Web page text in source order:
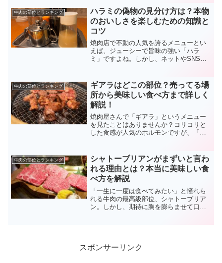
という方も多いかもしれません。実はこ
の3つの部位、牛の体のどの...
牛肉の部位とランキング
ハラミの偽物の見分け方は？本物
のおいしさを楽しむための知識と
コツ
焼肉店で不動の人気を誇るメニューとい
えば、ジューシーで旨味の強い「ハラ
ミ」ですよね。しかし、ネットやSNSで
方も多いのではないでしょうか。せっか
くのご褒美焼肉なら、納得...
牛肉の部位とランキング
ギアラはどこの部位？売ってる場
所から美味しい食べ方まで詳しく
解説！
焼肉屋さんで「ギアラ」というメニュー
を見たことはありませんか？コリコリと
した食感が人気のホルモンですが、「ど
はないでしょうか。この記事では、そん
なギアラの魅力に迫ります。ギ...
牛肉の部位とランキング
シャトーブリアンがまずいと言わ
れる理由とは？本当に美味しい食
べ方を解説
「一生に一度は食べてみたい」と憧れら
れる牛肉の最高級部位、シャトーブリア
ン。しかし、期待に胸を膨らませて口に
スポンサーリンク